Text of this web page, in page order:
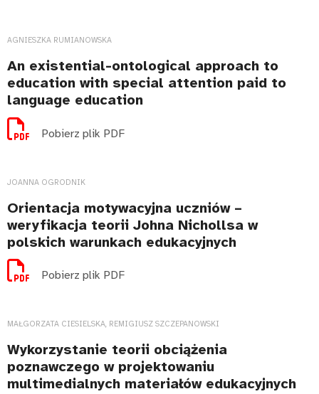
AGNIESZKA RUMIANOWSKA
An existential-ontological approach to
education with special attention paid to
language education
Pobierz plik PDF
JOANNA OGRODNIK
Orientacja motywacyjna uczniów –
weryfikacja teorii Johna Nichollsa w
polskich warunkach edukacyjnych
Pobierz plik PDF
MAŁGORZATA CIESIELSKA, REMIGIUSZ SZCZEPANOWSKI
Wykorzystanie teorii obciążenia
poznawczego w projektowaniu
multimedialnych materiałów edukacyjnych